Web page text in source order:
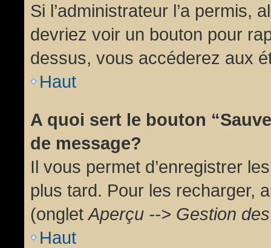
Si l’administrateur l’a permis,
devriez voir un bouton pour
dessus, vous accéderez aux
Haut
A quoi sert le bouton
de message?
Il vous permet d’enregistrer
plus tard. Pour les recharger,
(ongletAperçu --> Gestion
Haut